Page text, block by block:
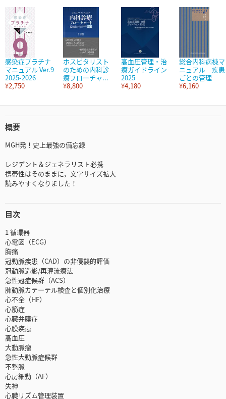
感染症プラチナ
マニュアル Ver.9
2025-2026
¥2,750
ホスピタリスト
のための内科診
療フローチャ...
¥8,800
高血圧管理・治
療ガイドライン
2025
¥4,180
総合内科病棟マ
ニュアル 疾患
ごとの管理
¥6,160
概要
MGH発！史上最強の備忘録
レジデント＆ジェネラリスト必携
携帯性はそのままに，文字サイズ拡大
読みやすくなりました！
目次
1 循環器
心電図（ECG）
胸痛
冠動脈疾患（CAD）の非侵襲的評価
冠動脈造影/再灌流療法
急性冠症候群（ACS）
肺動脈カテーテル検査と個別化治療
心不全（HF）
心筋症
心臓弁膜症
心膜疾患
高血圧
大動脈瘤
急性大動脈症候群
不整脈
心房細動（AF）
失神
心臓リズム管理装置